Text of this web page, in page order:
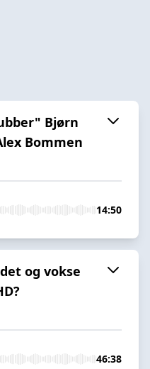
Bjørn
Bommen
14:50
og vokse
46:38